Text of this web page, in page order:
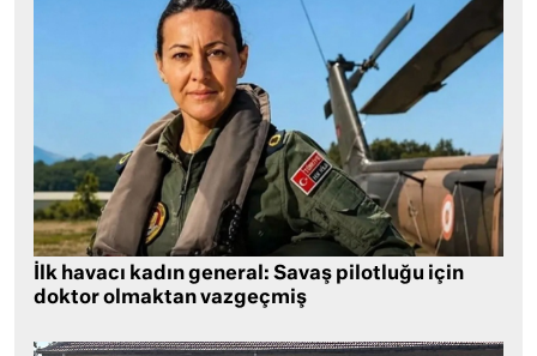
İlk havacı kadın general: Savaş pilotluğu için
doktor olmaktan vazgeçmiş